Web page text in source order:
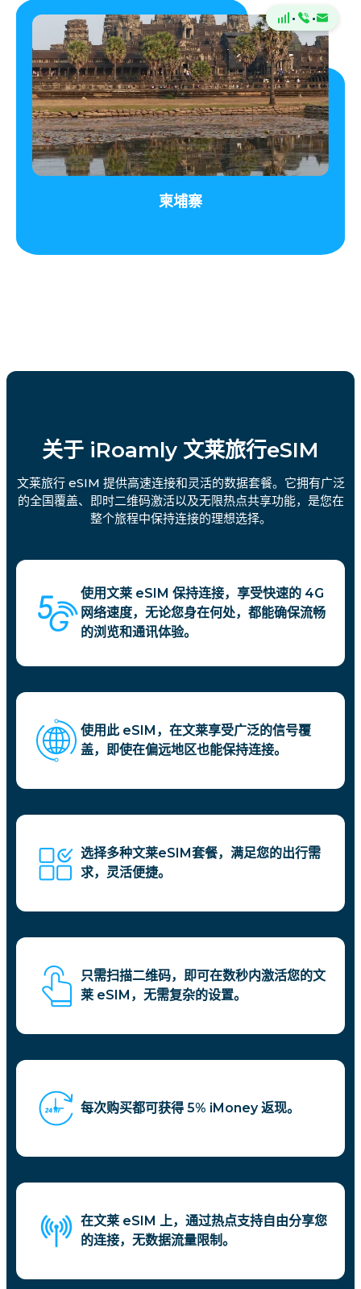
· ·
柬埔寨
关于 iRoamly 文莱旅行eSIM
文莱旅行 eSIM 提供高速连接和灵活的数据套餐。它拥有广泛
的全国覆盖、即时二维码激活以及无限热点共享功能，是您在
整个旅程中保持连接的理想选择。
使用文莱 eSIM 保持连接，享受快速的 4G
网络速度，无论您身在何处，都能确保流畅
的浏览和通讯体验。
使用此 eSIM，在文莱享受广泛的信号覆
盖，即使在偏远地区也能保持连接。
选择多种文莱eSIM套餐，满足您的出行需
求，灵活便捷。
只需扫描二维码，即可在数秒内激活您的文
莱 eSIM，无需复杂的设置。
每次购买都可获得 5% iMoney 返现。
在文莱 eSIM 上，通过热点支持自由分享您
的连接，无数据流量限制。